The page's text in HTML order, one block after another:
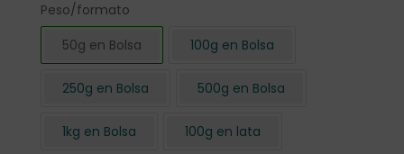
Peso/formato
50g en Bolsa
100g en Bolsa
250g en Bolsa 500g en Bolsa
1kg en Bolsa 100g en lata